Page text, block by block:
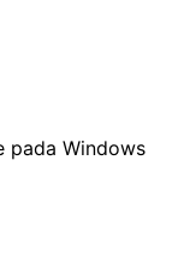
pada Windows